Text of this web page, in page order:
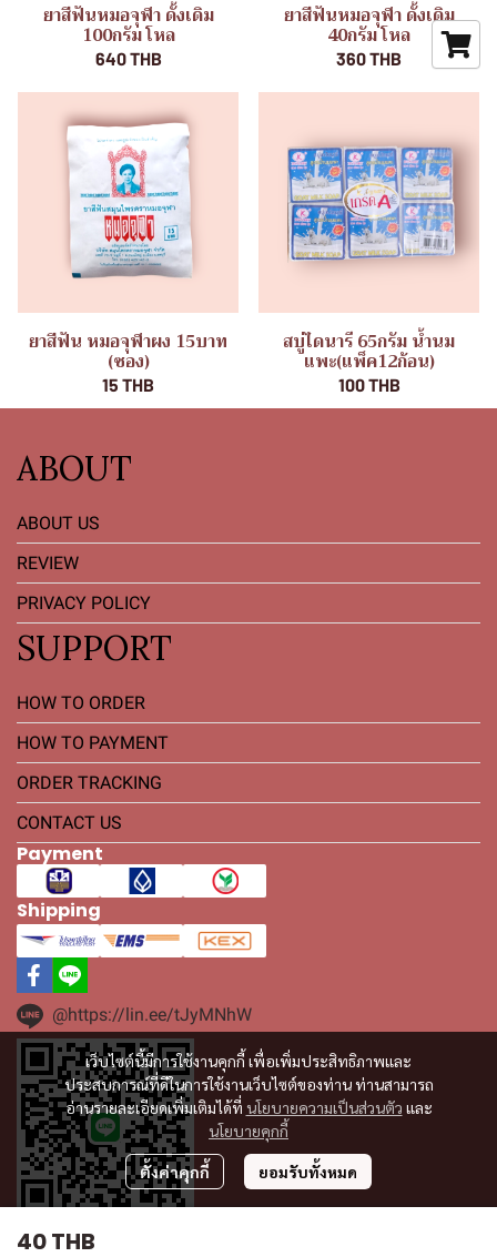
ยาสีฟันหมอจุฬา ดั้งเดิม
100กรัม โหล
640 THB
ยาสีฟันหมอจุฬา ดั้งเดิม
40กรัม โหล
360 THB
ยาสีฟัน หมอจุฬาผง 15บาท
(ซอง)
15 THB
สบู่ไดนารี 65กรัม น้ำนม
แพะ(แพ็ค12ก้อน)
100 THB
40 THB
เว็บไซต์นี้มีการใช้งานคุกกี้ เพื่อเพิ่มประสิทธิภาพและ
ประสบการณ์ที่ดีในการใช้งานเว็บไซต์ของท่าน ท่านสามารถ
อ่านรายละเอียดเพิ่มเติมได้ที่ นโยบายความเป็นส่วนตัว และ
นโยบายคุกกี้
ตั้งค่าคุกกี้ ยอมรับทั้งหมด
ABOUT
ABOUT US
REVIEW
PRIVACY POLICY
SUPPORT
HOW TO ORDER
HOW TO PAYMENT
ORDER TRACKING
CONTACT US
Payment
Shipping
@https://lin.ee/tJyMNhW